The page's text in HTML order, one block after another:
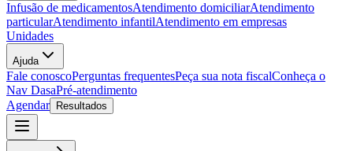
Infusão de medicamentosAtendimento domiciliarAtendimento
particularAtendimento infantilAtendimento em empresas
Unidades
Ajuda
Fale conoscoPerguntas frequentesPeça sua nota fiscalConheça o
Nav DasaPré-atendimento
Agendar
Resultados